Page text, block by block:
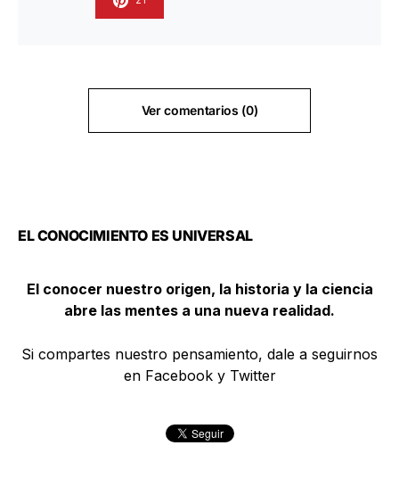
Ver comentarios (0)
EL CONOCIMIENTO ES UNIVERSAL
El conocer nuestro origen, la historia y la ciencia
abre las mentes a una nueva realidad.
Si compartes nuestro pensamiento, dale a seguirnos
en Facebook y Twitter